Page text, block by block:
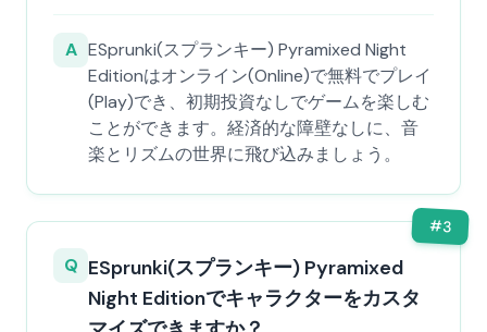
A ESprunki(スプランキー) Pyramixed Night
Editionはオンライン(Online)で無料でプレイ
(Play)でき、初期投資なしでゲームを楽しむ
ことができます。経済的な障壁なしに、音
楽とリズムの世界に飛び込みましょう。
#3
Q ESprunki(スプランキー) Pyramixed
Night Editionでキャラクターをカスタ